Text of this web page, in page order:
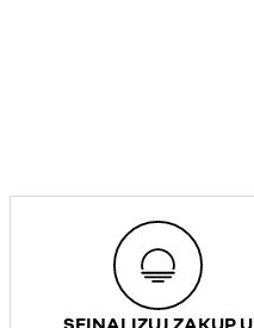
SFINALIZUJ ZAKUP U